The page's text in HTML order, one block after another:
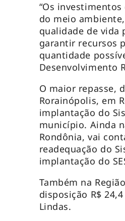
“Os
do meio
qualidade de vida
garantir recursos
quantidade
Desenvolvimento
O maior repasse,
Rorainópolis, em
implantação do
município. Ainda
Rondônia, vai
readequação do
implantação do
Também na
disposição R$
Lindas.